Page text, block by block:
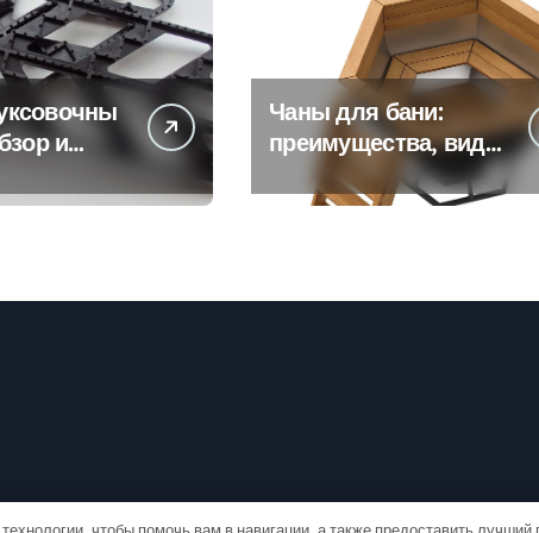
и
Чаны для бани:
преимущества, виды
и особенности
использования